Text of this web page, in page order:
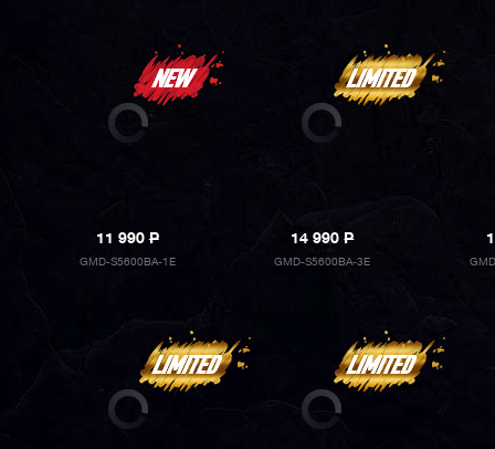
11 990P
GMD-S5600BA-1E
14 990P
GMD-S5600BA-3E